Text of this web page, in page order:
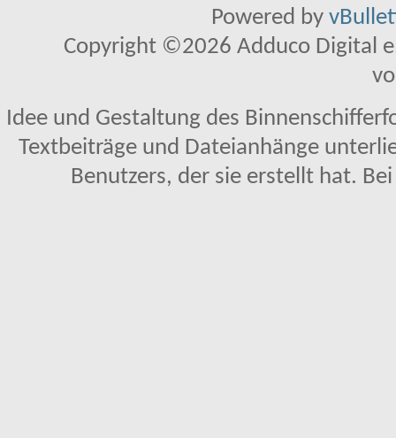
Powered by
Copyright ©2026 Adduco Digital
Idee und Gestaltung des
Textbeiträge und Dateianhänge
Benutzers, der sie erstellt hat.